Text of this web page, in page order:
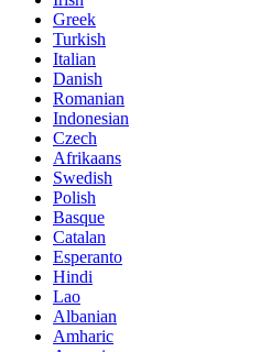
Greek
Turkish
Italian
Danish
Romanian
Indonesian
Czech
Afrikaans
Swedish
Polish
Basque
Catalan
Esperanto
Hindi
Lao
Albanian
Amharic